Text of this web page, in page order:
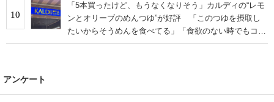
10
「5本買ったけど、もうなくなりそう」カルディの“レモ
ンとオリーブのめんつゆ”が好評 「このつゆを摂取し
たいからそうめんを食べてる」「食欲のない時でもコレ
で食べられる」
アンケート